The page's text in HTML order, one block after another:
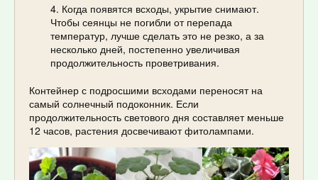
Когда появятся всходы, укрытие снимают.
Чтобы сеянцы не погибли от перепада
температур, лучше сделать это не резко, а за
несколько дней, постепенно увеличивая
продолжительность проветривания.
Контейнер с подросшими всходами переносят на
самый солнечный подоконник. Если
продолжительность светового дня составляет меньше
12 часов, растения досвечивают фитолампами.